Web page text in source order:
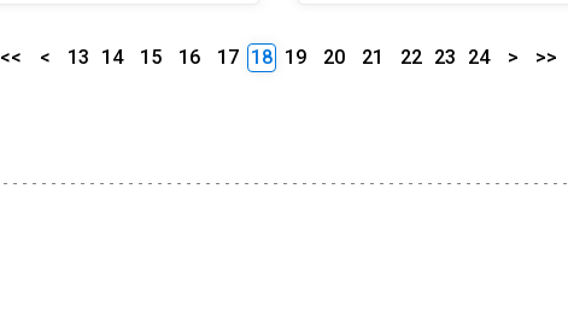
<< < 13 14 15 16 17 18 19 20 21 22 23 24 > >>